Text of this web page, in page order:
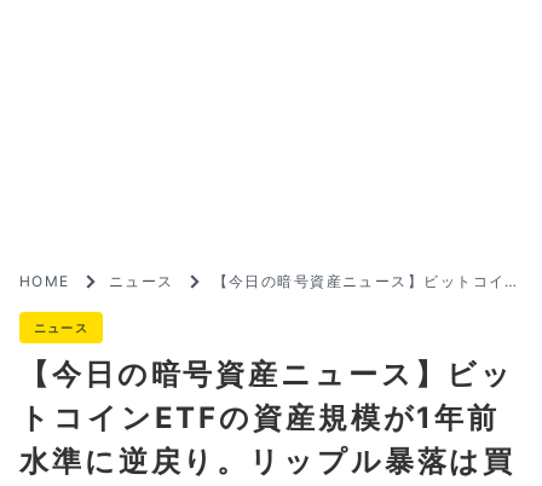
HOME ニュース
【今日の暗号資産ニュース】ビットコイン
ニュース
【今日の暗号資産ニュース】ビッ
トコインETFの資産規模が1年前
水準に逆戻り。リップル暴落は買